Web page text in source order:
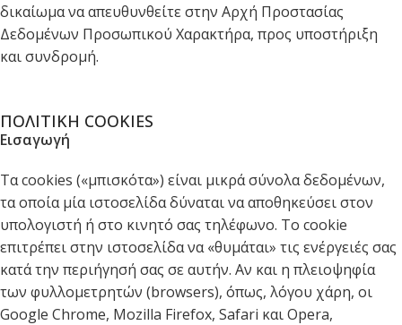
δικαίωμα να απευθυνθείτε στην Αρχή Προστασίας
Δεδομένων Προσωπικού Χαρακτήρα, προς υποστήριξη
και συνδρομή.
ΠΟΛΙΤΙΚΗ COOKIES
Εισαγωγή
Τα cookies («μπισκότα») είναι μικρά σύνολα δεδομένων,
τα οποία μία ιστοσελίδα δύναται να αποθηκεύσει στον
υπολογιστή ή στο κινητό σας τηλέφωνο. Το cookie
επιτρέπει στην ιστοσελίδα να «θυμάται» τις ενέργειές σας
κατά την περιήγησή σας σε αυτήν. Αν και η πλειοψηφία
των φυλλομετρητών (browsers), όπως, λόγου χάρη, οι
Google Chrome, Mozilla Firefox, Safari και Opera,